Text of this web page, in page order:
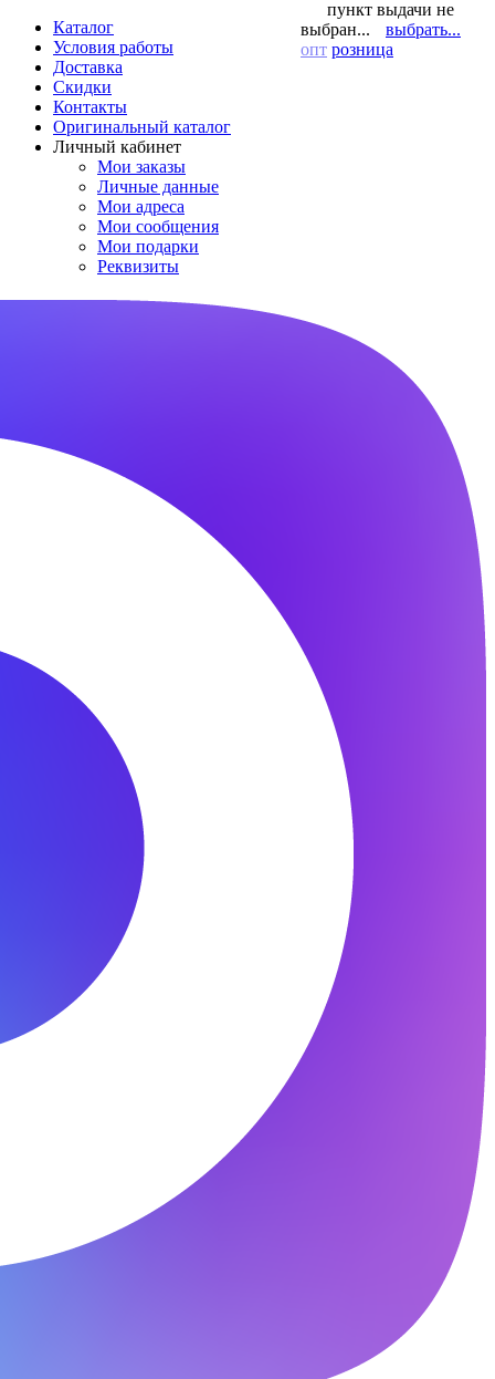
Каталог
Условия работы
Доставка
Скидки
Контакты
Оригинальный каталог
Личный кабинет
Мои заказы
Личные данные
Мои адреса
Мои сообщения
Мои подарки
Реквизиты
пункт выдачи не
выбран...
выбрать...
опт розница